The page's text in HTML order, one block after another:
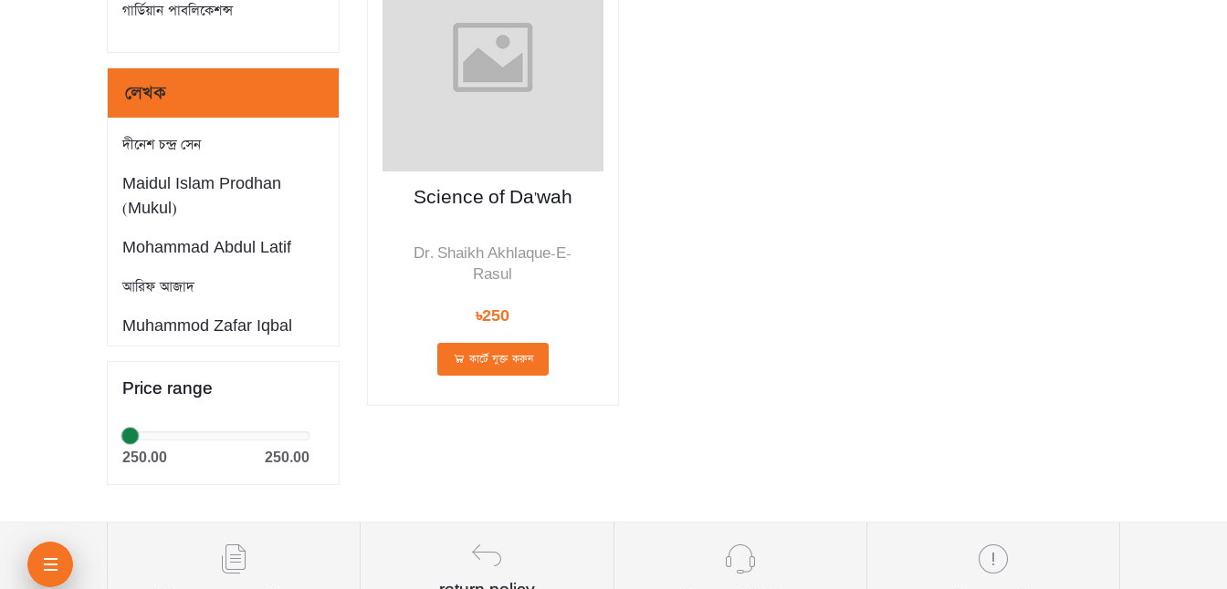
গার্ডিয়ান পাবলিকেশন্স
লেখক
দীনেশ চন্দ্র সেন
Maidul Islam Prodhan
(Mukul)
Mohammad Abdul Latif
আরিফ আজাদ
Muhammod Zafar Iqbal
Dr. Khandaker Abdullah
Jahangir
কিউএনএ পাবলিকেশন্স লেখক পরিষদ
Price range
250.00 250.00
Science of Da'wah
Dr. Shaikh Akhlaque-E-
Rasul
৳250
কার্টে যুক্ত করুন